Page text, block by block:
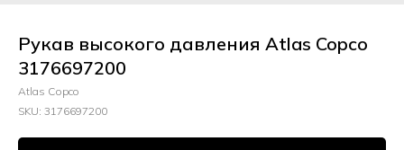
Рукав высокого давления Atlas Copco
3176697200
Atlas Copco
SKU: 3176697200